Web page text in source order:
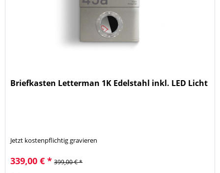
Briefkasten Letterman 1K Edelstahl inkl. LED Licht
Jetzt kostenpflichtig gravieren
339,00 € * 399,00 € *